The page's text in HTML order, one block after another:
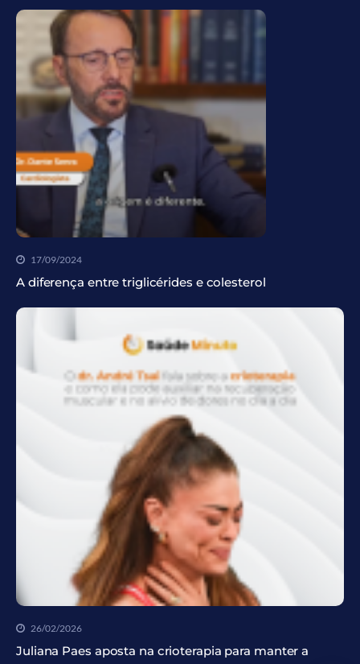
17/09/2024
A diferença entre triglicérides e colesterol
26/02/2026
Juliana Paes aposta na crioterapia para manter a